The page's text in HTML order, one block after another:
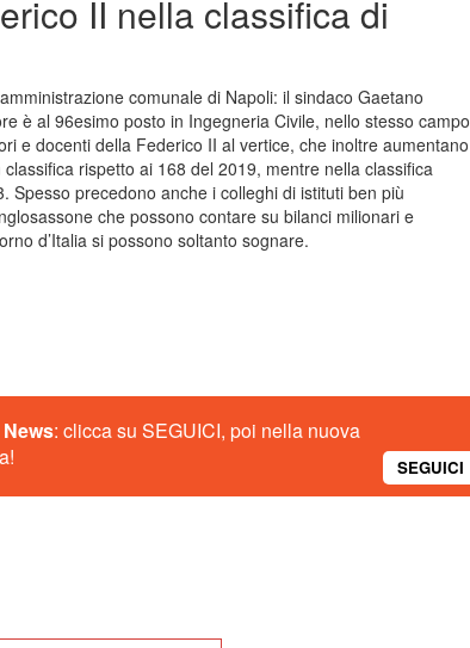
II nella classifica di
comunale di Napoli: il sindaco Gaetano
è al 96esimo posto in Ingegneria Civile, nello stesso campo
e docenti della Federico II al vertice, che inoltre aumentano
rispetto ai 168 del 2019, mentre nella classifica
precedono anche i colleghi di istituti ben più
che possono contare su bilanci milionari e
d’Italia si possono soltanto sognare.
: clicca su SEGUICI, poi nella nuova
SEGUICI